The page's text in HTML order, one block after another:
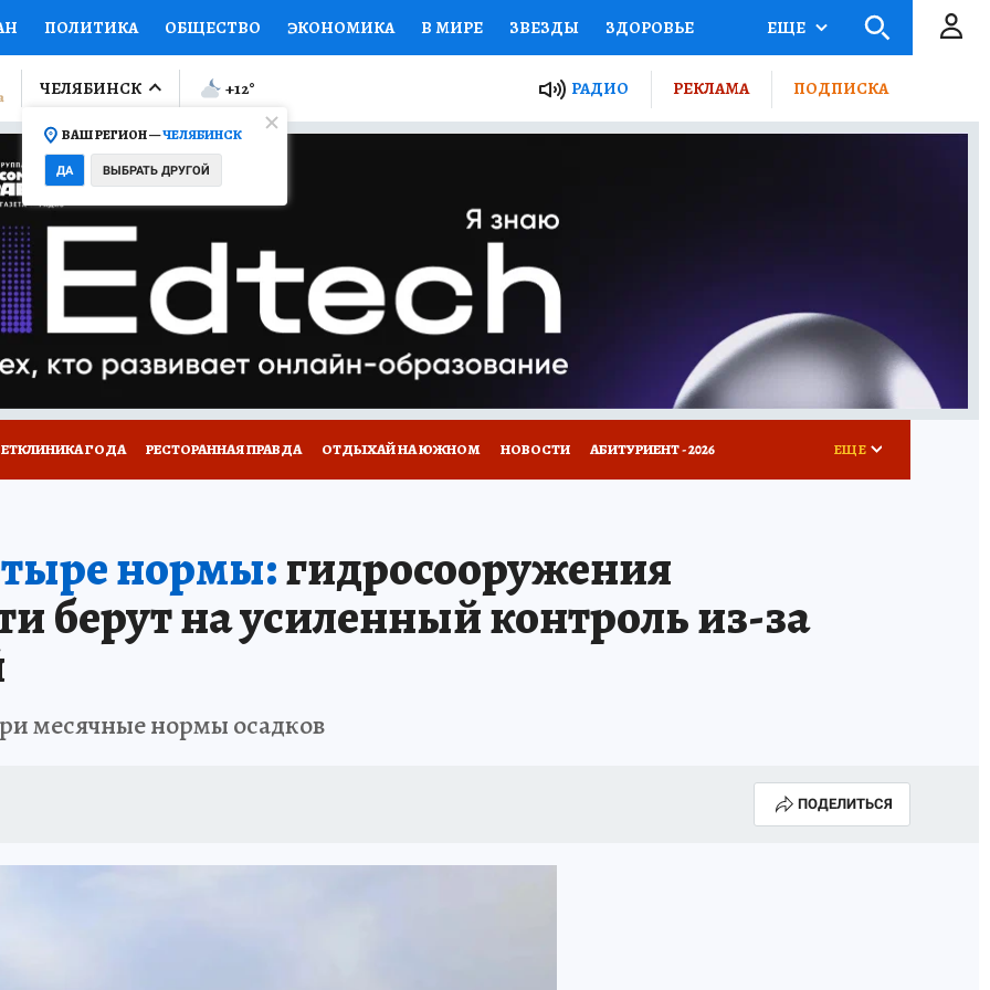
ПОЛИТИКА ОБЩЕСТВО ЭКОНОМИКА В МИРЕ ЗВЕЗДЫ ЗДОРОВЬЕ
ПРОИСШЕСТВИЯ НАЦИОНАЛЬНЫЕ ПРОЕКТЫ РОССИИ
ОТКРЫВАЕМ МИР Я ЗНАЮ СЕМЬЯ ЖЕНСКИЕ СЕКРЕТЫ ПУТЕВОДИТЕЛЬ
ПРОМОКОДЫ СЕРИАЛЫ
КОЛЛЕКЦИИ КОНКУРСЫ ГИД ПОТРЕБИТЕЛЯ
ЕЩЕ
ЧЕЛЯБИНСК
ВАШ РЕГИОН —ЧЕЛЯБИНСК
ДА ВЫБРАТЬ ДРУГОЙ
+12° РАДИО РЕКЛАМА ПОДПИСКА
ГОДА РЕСТОРАННАЯ ПРАВДА ОТДЫХАЙ НА ЮЖНОМ НОВОСТИ АБИТУРИЕНТ - 2026
ДНЕВНИК ПЕРВЫХ ТАКАЯ НАУКА КП В МАХ ГЕРОИ ЮЖНОГО УРАЛА ЗАДАЙ ВОПРОС ГАИ
В РОССИИ ЗАПОВЕДНАЯ РОССИЯ ЮБИЛЕЙ «КОМСОМОЛКИ» ЧЕЛОВЕК ГОРОДА-2024
БЕЛКИНА
ОБЯЗАТЕЛЬНАЯ ВАКЦИНАЦИЯ
ЕЩЕ
нормы:гидросооружения
берут на усиленный контроль из-за
месячные нормы осадков
ПОДЕЛИТЬСЯ